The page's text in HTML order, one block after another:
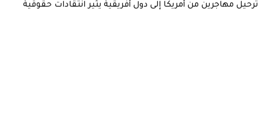
ترحيل مهاجرين من أمريكا إلى دول أفريقية يثير انتقادات حقوقية